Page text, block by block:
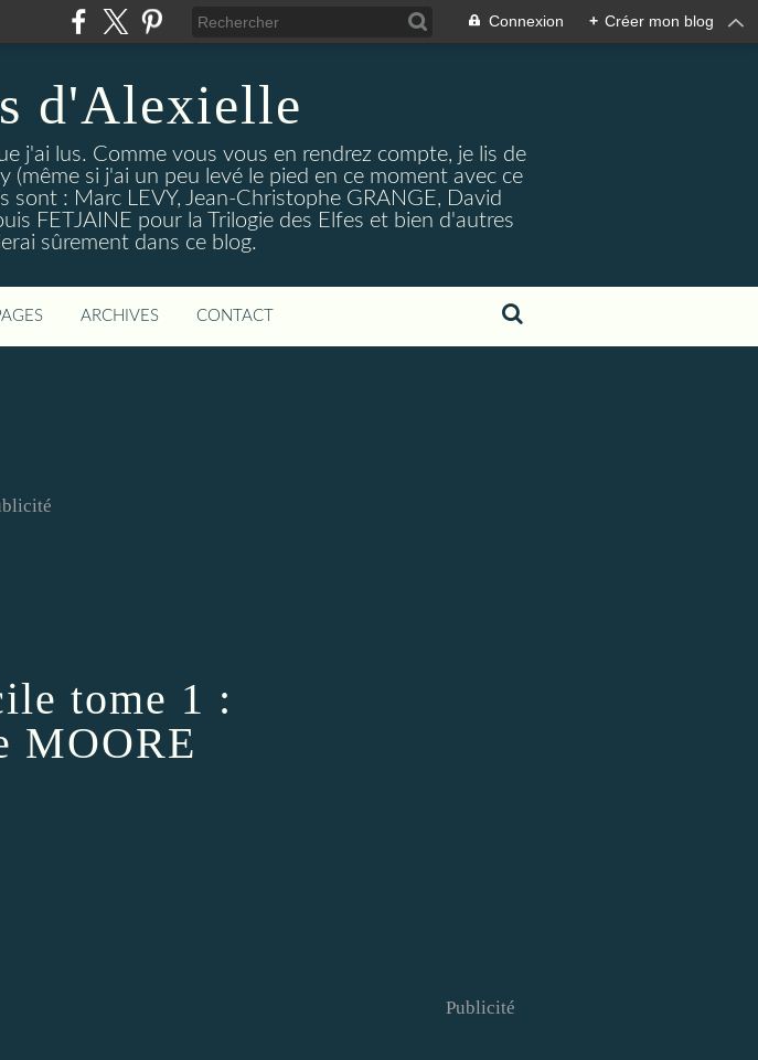
Connexion + Créer mon blog
d'Alexielle
j'ai lus. Comme vous vous en rendrez compte, je lis de
si j'ai un peu levé le pied en ce moment avec ce
: Marc LEVY, Jean-Christophe GRANGE, David
FETJAINE pour la Trilogie des Elfes et bien d'autres
sûrement dans ce blog.
ARCHIVES CONTACT
tome 1 :
MOORE
Publicité